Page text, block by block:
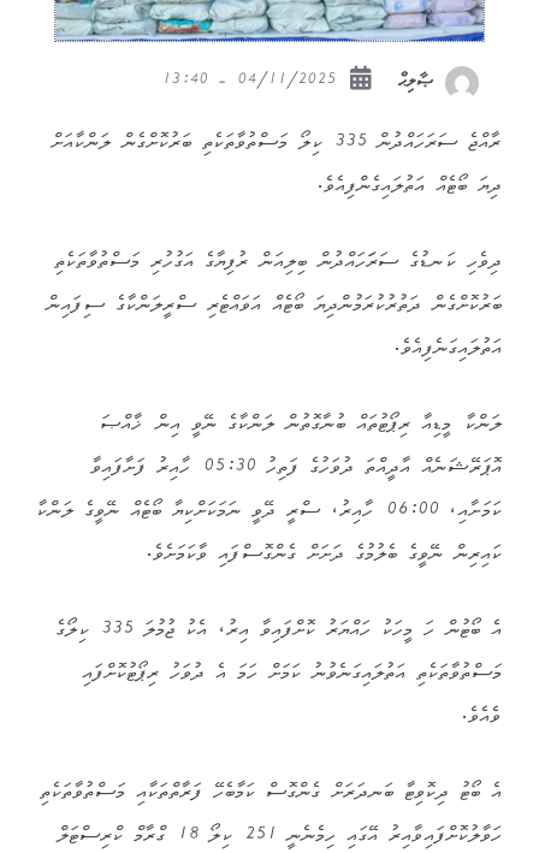
ޞާލިޙް
ރާއްޖެ ސަރަހައްދުން 335 ކިލޯ މަސްތުވާތަކެތި ބަރުކޮށްގެން ލަންކާއަށް
ދިޔަ ބޯޓެއް އަތުލައިގެންފިއެވެ.
ދިވެހި ކަނޑުގެ ސަރަަހައްދުން ބިލިއަން ރުފިޔާގެ އަގުހުރި މަސްތުވާތަކެތި
ބަރުކޮށްގެން ދަތުރުކުރަމުންދިޔަ ބޯޓެއް އަވައްޓެރި ސްރީލަންކާގެ ސިފައިން
އަތުލައިގަނެފިއެވެ.
ލަންކާ މީޑިއާ ރިޕޯޓުތައް ބުނާގޮތުން ލަންކާގެ ނޭވީ އިން ޚާއްޞަ
އޮޕަރޭޝަނެއް އާދީއްތަ ދުވަހުގެ ފަތިހު 05:30 ހާއިރު ފަށާފައިވާ
ކަމަށާއި، 06:00 ހާއިރު، ސްރީ ދޭވީ ނަމަކަށްކިޔާ ބޯޓެއް ނޭވީގެ ލަންކާ
ކައިރިން ނޭވީގެ ބެލުމުގެ ދަށަށް ގެންގޮސްފައި ވާކަމަށެވެ.
އެ ބޯޓުން ހަ މީހަކު ހައްޔަރު ކޮށްފައިވާ އިރު، އެކު ޖުމުލަ 335 ކިލޯގެ
މަސްތުވާތަކެތި އަތުލައިގަނެވުނު ކަމަށް ހަމަ އެ ދުވަހު ރިޕޯޓުކޮށްފައި
ވެއެވެ.
އެ ބޯޓު ދިކޮވިޓާ ބަނދަރަށް ގެންގޮސް ކަމާބެހޭ ފަރާތްތަކާއި މަސްތުވާތަކެތި
ހަވާލުކޮށްފައިވާއިރު އޭގައި ހިމެނެނީ 251 ކިލޯ 18 ގްރާމް ކްރިސްޓަލް